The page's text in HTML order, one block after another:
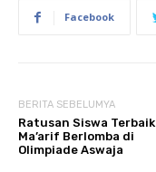
Facebook
BERITA SEBELUMYA
Ratusan Siswa Terbaik
Ma’arif Berlomba di
Olimpiade Aswaja